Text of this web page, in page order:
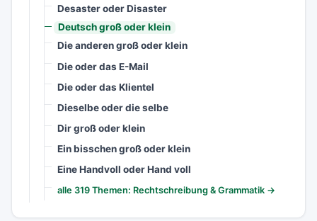
Desaster oder Disaster
Deutsch groß oder klein
Die anderen groß oder klein
Die oder das E-Mail
Die oder das Klientel
Dieselbe oder die selbe
Dir groß oder klein
Ein bisschen groß oder klein
Eine Handvoll oder Hand voll
alle 319 Themen: Rechtschreibung & Grammatik →